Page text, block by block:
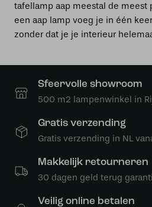
tafellamp aap meestal de meest
een aap lamp voeg je in één
zonder dat je je interieur
Sfeervolle showroom
500 m2 lampenwinkel in
Gratis verzending
Gratis verzending in NL
Makkelijk retourneren
30 dagen geld terug
Veilig online betalen